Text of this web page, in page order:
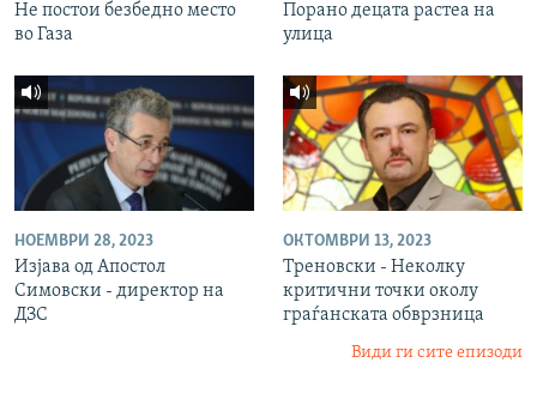
Не постои безбедно место
во Газа
Порано децата растеа на
улица
НОЕМВРИ 28, 2023
Изјава од Апостол
Симовски - директор на
ДЗС
ОКТОМВРИ 13, 2023
Треновски - Неколку
критични точки околу
граѓанската обврзница
Види ги сите епизоди